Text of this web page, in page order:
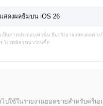
สดงผลธีมบน iOS 26
ป็นภาพประกอบเท่านั้น ธีมจริงอาจแสดงผลต่าง
โปรดพิจารณาก่อนซื้อ
ปใช้ในรายงานยอดขายสำหรับครีเอ